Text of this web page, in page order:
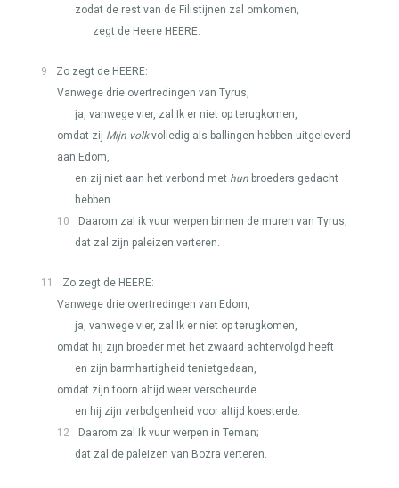
zodat de rest van de Filistijnen zal omkomen,
zegt de Heere HEERE.
9 Zo zegt de HEERE:
Vanwege drie overtredingen van Tyrus,
ja, vanwege vier, zal Ik er niet op terugkomen,
omdat zij Mijn volkvolledig als ballingen hebben uitgeleverd
aan Edom,
en zij niet aan het verbond met hun broeders gedacht
hebben.
10
Daarom zal ik vuur werpen binnen de muren van Tyrus;
dat zal zijn paleizen verteren.
11 Zo zegt de HEERE:
Vanwege drie overtredingen van Edom,
ja, vanwege vier, zal Ik er niet op terugkomen,
omdat hij zijn broeder met het zwaard achtervolgd heeft
en zijn barmhartigheid tenietgedaan,
omdat zijn toorn altijd weer verscheurde
en hij zijn verbolgenheid voor altijd koesterde.
12
Daarom zal Ik vuur werpen in Teman;
dat zal de paleizen van Bozra verteren.